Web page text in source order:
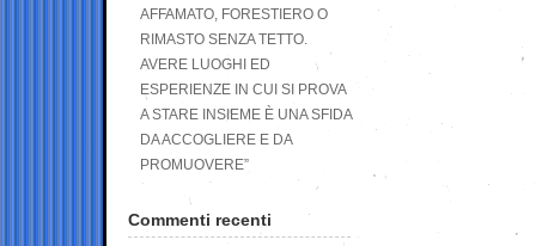
AFFAMATO, FORESTIERO O
RIMASTO SENZA TETTO.
AVERE LUOGHI ED
ESPERIENZE IN CUI SI PROVA
A STARE INSIEME È UNA SFIDA
DA ACCOGLIERE E DA
PROMUOVERE”
Commenti recenti